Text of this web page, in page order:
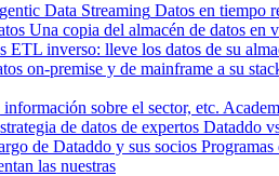
Data Streaming Datos en tiempo
Una copia del almacén de datos en
ETL inverso: lleve los datos de su
on-premise y de mainframe a su
sobre el sector, etc.
de datos de expertos Dataddo
de Dataddo y sus socios Programas
las nuestras